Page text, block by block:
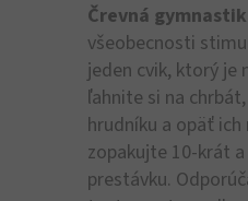
Črevná
všeobecnosti
jeden cvik, ktorý je
ľahnite si na
hrudníku a opäť
zopakujte 10-krát
prestávku.